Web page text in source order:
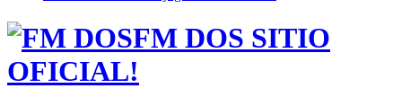
FM DOS SITIO
OFICIAL!